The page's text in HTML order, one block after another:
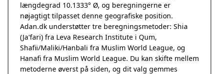
længdegrad 10.1333° Ø, og beregningerne er
nøjagtigt tilpasset denne geografiske position.
Adan.dk understøtter tre beregningsmetoder: Shia
(Ja'fari) fra Leva Research Institute i Qum,
Shafii/Maliki/Hanbali fra Muslim World League, og
Hanafi fra Muslim World League. Du kan skifte mellem
metoderne øverst på siden, og dit valg gemmes